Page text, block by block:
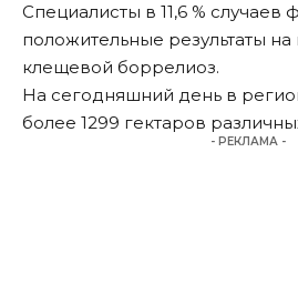
Специалисты в 11,6 % случаев
положительные результаты
клещевой боррелиоз.
На сегодняшний день в
более 1299 гектаров
- РЕКЛАМА -